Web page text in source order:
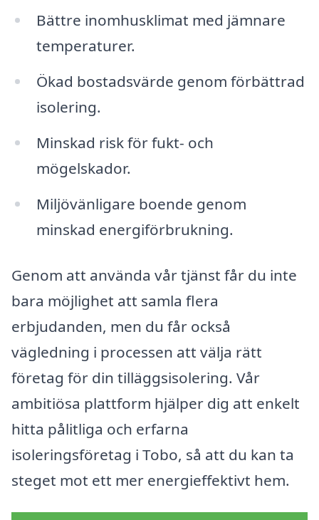
Bättre inomhusklimat med jämnare
temperaturer.
Ökad bostadsvärde genom förbättrad
isolering.
Minskad risk för fukt- och
mögelskador.
Miljövänligare boende genom
minskad energiförbrukning.
Genom att använda vår tjänst får du inte
bara möjlighet att samla flera
erbjudanden, men du får också
vägledning i processen att välja rätt
företag för din tilläggsisolering. Vår
ambitiösa plattform hjälper dig att enkelt
hitta pålitliga och erfarna
isoleringsföretag i Tobo, så att du kan ta
steget mot ett mer energieffektivt hem.